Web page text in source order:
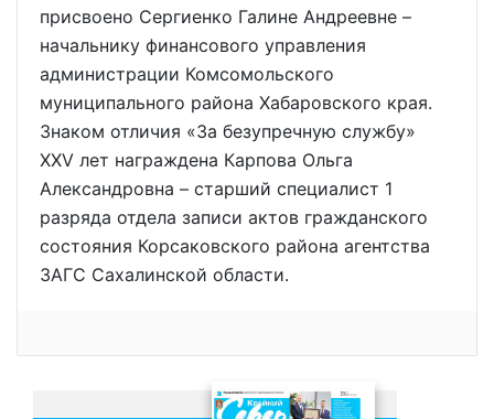
присвоено Сергиенко Галине Андреевне –
начальнику финансового управления
администрации Комсомольского
муниципального района Хабаровского края.
Знаком отличия «За безупречную службу»
XXV лет награждена Карпова Ольга
Александровна – старший специалист 1
разряда отдела записи актов гражданского
состояния Корсаковского района агентства
ЗАГС Сахалинской области.